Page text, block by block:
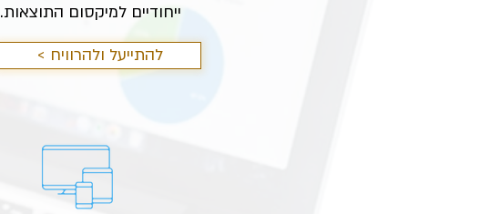
ייחודיים למיקסום התוצאות.
< להתייעל ולהרוויח